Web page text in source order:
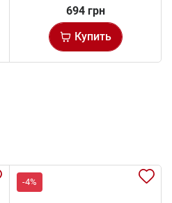
694 грн
Купить
-4%